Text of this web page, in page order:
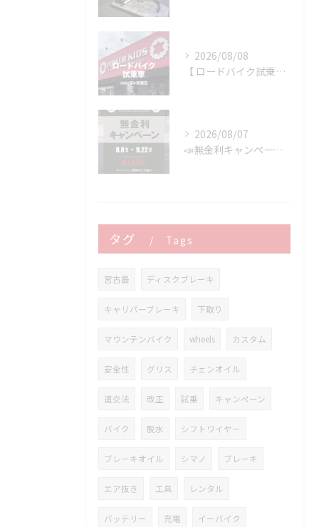
2026/08/08
【 ロードバイク試乗車 】※2026年8月現在
2026/08/07
📣無金利キャンペーン開催決定‼️
タグ Tags
宮古島 ディスクブレーキ
キャリパーブレーキ 下取り
マウンテンバイク wheels カスタム
安全性 グリス チェンオイル
道交法 改正 試乗 キャンペーン
バイク 脱水 シフトワイヤー
ブレーキオイル シマノ ブレーキ
エア抜き 工具 レンタル
バッテリー 充電 イーバイク